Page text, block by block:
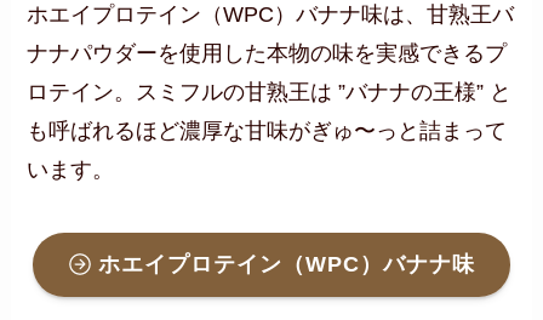
ホエイプロテイン（WPC）バナナ味は、甘熟王バ
ナナパウダーを使用した本物の味を実感できるプ
ロテイン。スミフルの甘熟王は ”バナナの王様” と
も呼ばれるほど濃厚な甘味がぎゅ〜っと詰まって
います。
ホエイプロテイン（WPC）バナナ味